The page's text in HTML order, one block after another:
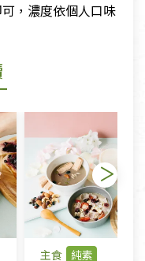
，濃度依個人口味
主食 純素